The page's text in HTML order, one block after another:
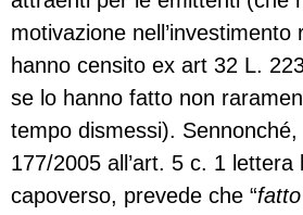
motivazione nell’investimento
hanno censito ex art 32 L.
se lo hanno fatto non
tempo dismessi).
177/2005 all’art. 5 c. 1 lettera
capoverso, prevede che “